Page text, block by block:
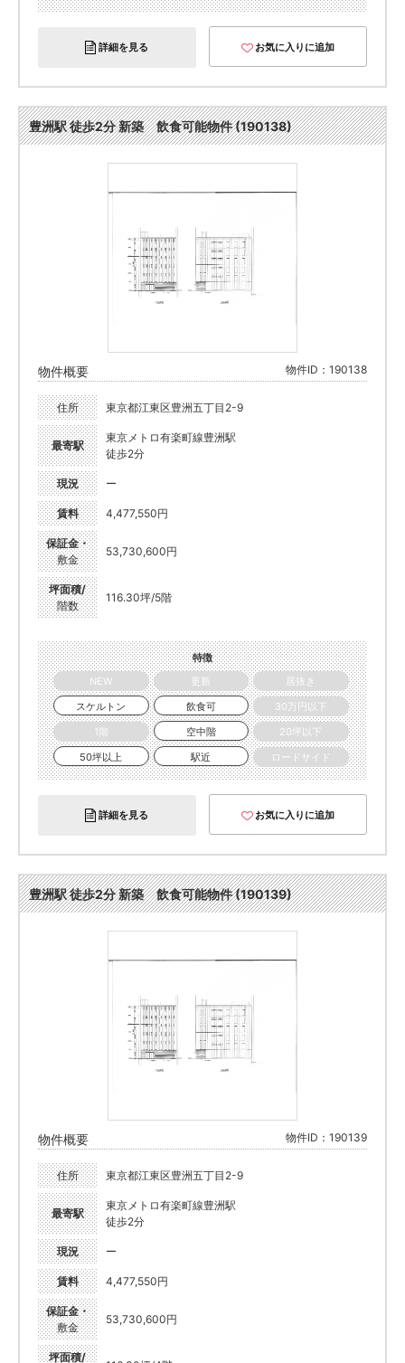
詳細を見る お気に入りに追加
豊洲駅 徒歩2分 新築 飲食可能物件 (190138)
物件概要 物件ID：190138
住所 東京都江東区豊洲五丁目2-9
最寄駅
東京メトロ有楽町線豊洲駅
徒歩2分
現況 ー
賃料 4,477,550円
保証金・
敷金
53,730,600円
坪面積/
階数
116.30坪/5階
特徴
NEW
更新
居抜き
スケルトン
飲食可
30万円以下
1階
空中階
20坪以下
50坪以上
駅近 ロードサイド
詳細を見る お気に入りに追加
豊洲駅 徒歩2分 新築 飲食可能物件 (190139)
物件概要 物件ID：190139
住所 東京都江東区豊洲五丁目2-9
最寄駅
東京メトロ有楽町線豊洲駅
徒歩2分
現況 ー
賃料 4,477,550円
保証金・
敷金
53,730,600円
坪面積/